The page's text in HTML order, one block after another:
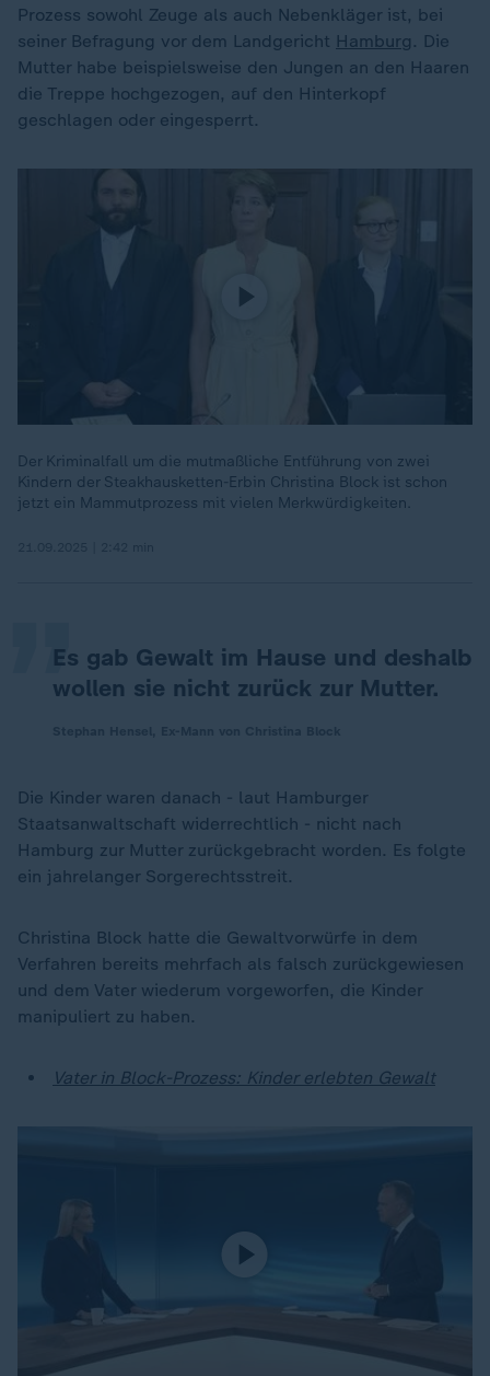
Prozess sowohl Zeuge als auch Nebenkläger ist, bei
seiner Befragung vor dem Landgericht Hamburg . Die
Mutter habe beispielsweise den Jungen an den Haaren
die Treppe hochgezogen, auf den Hinterkopf
geschlagen oder eingesperrt.
Der Kriminalfall um die mutmaßliche Entführung von zwei
Kindern der Steakhausketten-Erbin Christina Block ist schon
jetzt ein Mammutprozess mit vielen Merkwürdigkeiten.
Es gab Gewalt im Hause und deshalb
wollen sie nicht zurück zur Mutter.
Die Kinder waren danach - laut Hamburger
Staatsanwaltschaft widerrechtlich - nicht nach
Hamburg zur Mutter zurückgebracht worden. Es folgte
ein jahrelanger Sorgerechtsstreit.
Christina Block hatte die Gewaltvorwürfe in dem
Verfahren bereits mehrfach als falsch zurückgewiesen
und dem Vater wiederum vorgeworfen, die Kinder
manipuliert zu haben.
Vater in Block-Prozess: Kinder erlebten Gewalt